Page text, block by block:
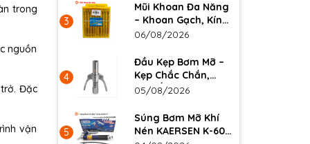
trong
nguồn
Đặc
vận
3
Mũi Khoan Đa Năng
– Khoan Gạch, Kính,
Gỗ, Kim Loại Mỏng
Cao
06/08/2026
4
Đầu Kẹp Bơm Mỡ –
Kẹp Chắc Chắn,
Chịu Áp Lực Cao,
Bỉ
05/08/2026
5
Súng Bơm Mỡ Khí
Nén KAERSEN K-601